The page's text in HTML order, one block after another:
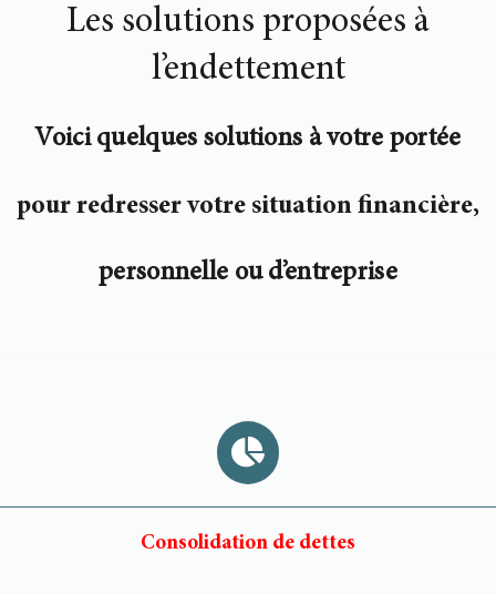
Les solutions proposées à
l’endettement
Voici quelques solutions à votre portée
pour redresser votre situation financière,
personnelle ou d’entreprise
Consolidation de dettes